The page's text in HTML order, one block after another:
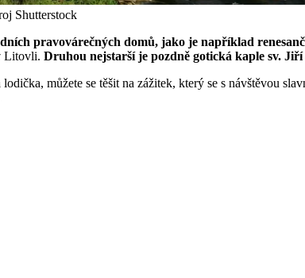
Shutterstock
pravovárečných domů, jako je například
Litovli. Druhou nejstarší je pozdně gotická kaple sv.
můžete se těšit na zážitek, který se s návštěvou